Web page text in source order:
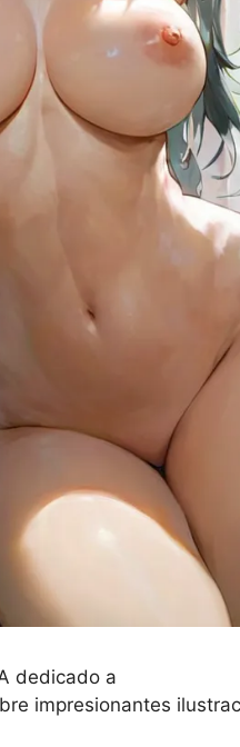
dedicado a
impresionantes